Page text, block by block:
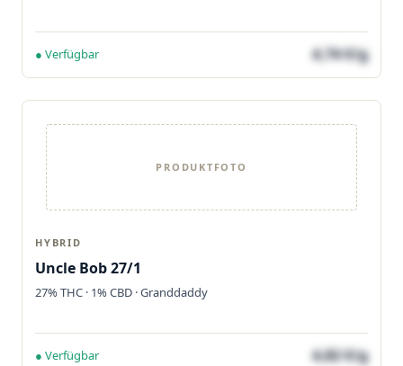
● Verfügbar 4,74 €/g
PRODUKTFOTO
HYBRID
Uncle Bob 27/1
27% THC · 1% CBD · Granddaddy
● Verfügbar 4,82 €/g